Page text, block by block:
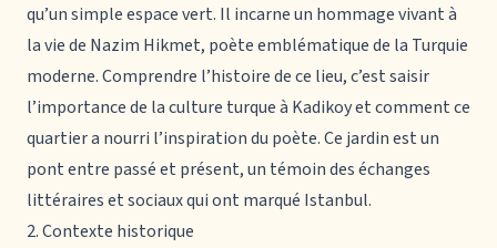
qu’un simple espace vert. Il incarne un hommage vivant à
la vie de Nazim Hikmet, poète emblématique de la Turquie
moderne. Comprendre l’histoire de ce lieu, c’est saisir
l’importance de la culture turque à Kadikoy et comment ce
quartier a nourri l’inspiration du poète. Ce jardin est un
pont entre passé et présent, un témoin des échanges
littéraires et sociaux qui ont marqué Istanbul.
2. Contexte historique